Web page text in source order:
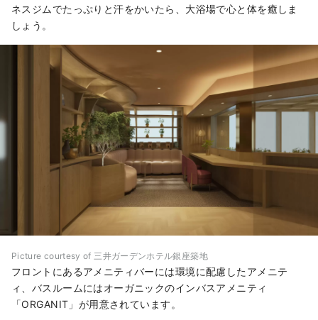
ネスジムでたっぷりと汗をかいたら、大浴場で心と体を癒しま
しょう。
Picture courtesy of 三井ガーデンホテル銀座築地
フロントにあるアメニティバーには環境に配慮したアメニテ
ィ、バスルームにはオーガニックのインバスアメニティ
「ORGANIT」が用意されています。